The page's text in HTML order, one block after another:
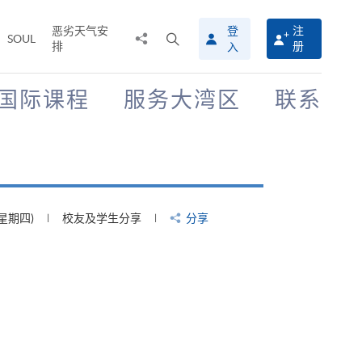
SOUL
恶劣天气安
排
搜
寻
介
登
入
注
册
国际课程 服务大湾区 联系
期四) 校友及学生分享 分享